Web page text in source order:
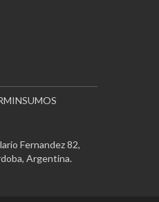
Fernandez 82,
Argentina.